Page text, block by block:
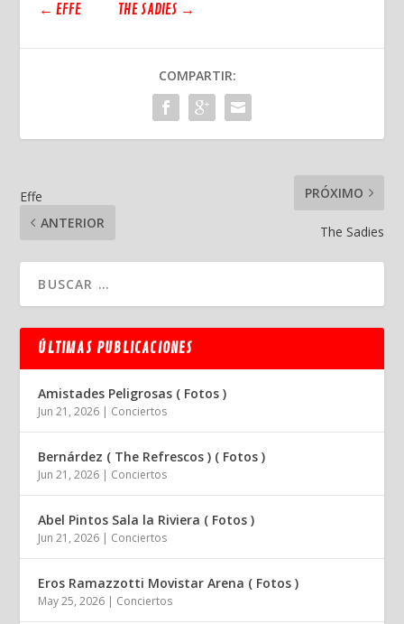
← EFFE THE SADIES →
COMPARTIR:
Effe
ANTERIOR
PRÓXIMO
The Sadies
ÚLTIMAS PUBLICACIONES
Amistades Peligrosas ( Fotos )
Jun 21, 2026 | Conciertos
Bernárdez ( The Refrescos ) ( Fotos )
Jun 21, 2026 | Conciertos
Abel Pintos Sala la Riviera ( Fotos )
Jun 21, 2026 | Conciertos
Eros Ramazzotti Movistar Arena ( Fotos )
May 25, 2026 | Conciertos